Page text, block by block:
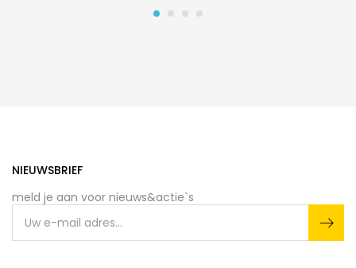
NIEUWSBRIEF
meld je aan voor nieuws&actie`s